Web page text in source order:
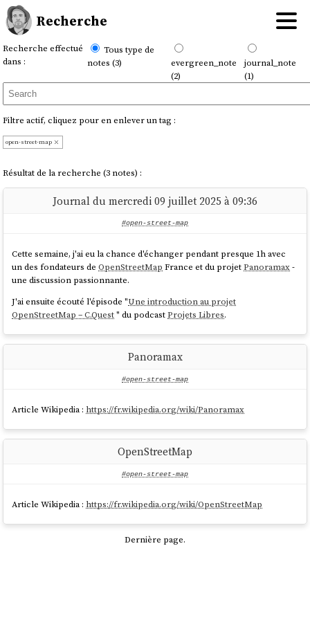
Recherche
Recherche effectué
dans :
Tous type de
notes (3)
evergreen_note
(2)
journal_note
(1)
Filtre actif, cliquez pour en enlever un tag :
open-street-map
Résultat de la recherche (3 notes) :
Journal du mercredi 09 juillet 2025 à 09:36
#open-street-map
Cette semaine, j'ai eu la chance d'échanger pendant presque 1h avec
un des fondateurs deOpenStreetMap France et du projetPanoramax-
une discussion passionnante.
J'ai ensuite écouté l'épisode "Une introduction au projet
OpenStreetMap – C.Quest" du podcastProjets Libres.
Panoramax
#open-street-map
Article Wikipedia : https://fr.wikipedia.org/wiki/Panoramax
OpenStreetMap
#open-street-map
Article Wikipedia : https://fr.wikipedia.org/wiki/OpenStreetMap
Dernière page.